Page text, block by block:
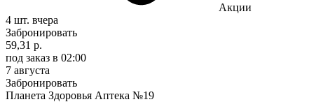
Акции
4 шт. вчера
Забронировать
59,31 р.
под заказ в 02:00
7 августа
Забронировать
Планета Здоровья Аптека №19